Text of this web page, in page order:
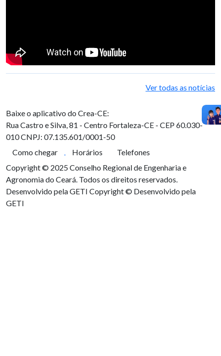
Ver todas as notícias
Baixe o aplicativo do Crea-CE:
Rua Castro e Silva, 81 - Centro Fortaleza-CE - CEP 60.030-
010CNPJ: 07.135.601/0001-50
Como chegar
Horários
Telefones
Copyright © 2025 Conselho Regional de Engenharia e
Agronomia do Ceará. Todos os direitos reservados.
Desenvolvido pela GETI Copyright © Desenvolvido pela
GETI